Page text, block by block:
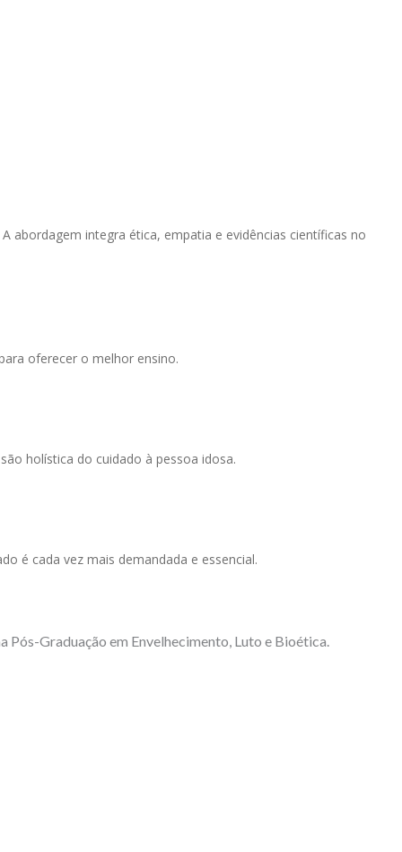
abordagem integra ética, empatia e evidências científicas no
oferecer o melhor ensino.
holística do cuidado à pessoa idosa.
é cada vez mais demandada e essencial.
Pós-Graduação em Envelhecimento, Luto e Bioética.